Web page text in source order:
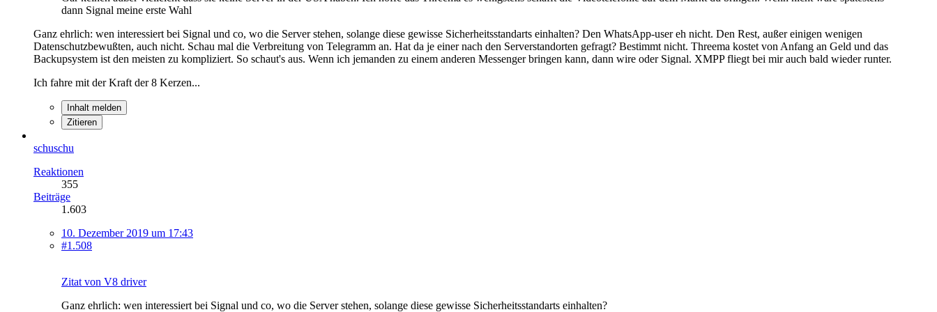
dann Signal meine erste Wahl
Ganz ehrlich: wen interessiert bei Signal und co, wo die Server stehen, solange diese gewisse Sicherheitsstandarts einhalten? Den WhatsApp-user eh nicht. Den Rest, außer einigen wenigen
Datenschutzbewußten, auch nicht. Schau mal die Verbreitung von Telegramm an. Hat da je einer nach den Serverstandorten gefragt? Bestimmt nicht. Threema kostet von Anfang an Geld und das
Backupsystem ist den meisten zu kompliziert. So schaut's aus. Wenn ich jemanden zu einem anderen Messenger bringen kann, dann wire oder Signal. XMPP fliegt bei mir auch bald wieder runter.
Ich fahre mit der Kraft der 8 Kerzen...
Inhalt melden
Zitieren
schuschu
Reaktionen
355
Beiträge
1.603
10. Dezember 2019 um 17:43
#1.508
Zitat von V8 driver
Ganz ehrlich: wen interessiert bei Signal und co, wo die Server stehen, solange diese gewisse Sicherheitsstandarts einhalten?